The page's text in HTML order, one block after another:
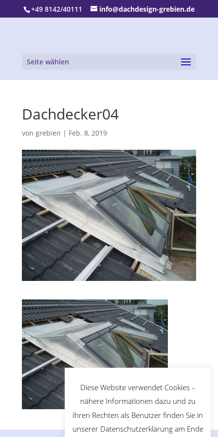
+49 8142/40111 info@dachdesign-grebien.de
Seite wählen
Dachdecker04
von grebien | Feb. 8, 2019
Diese Website verwendet Cookies –
nähere Informationen dazu und zu
Ihren Rechten als Benutzer finden Sie in
unserer Datenschutzerklärung am Ende